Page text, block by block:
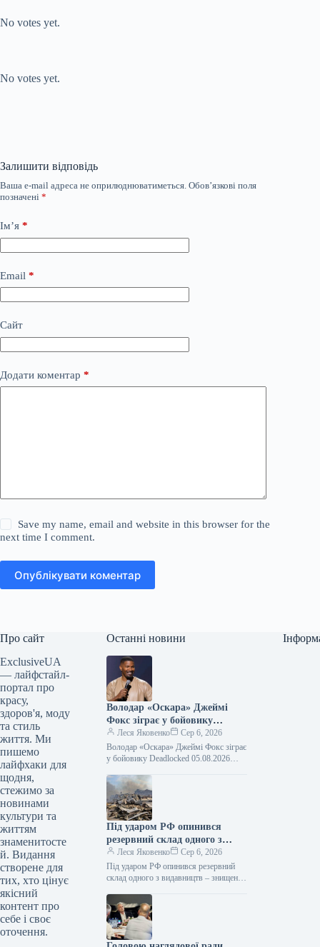
No votes yet.
No votes yet.
Залишити відповідь
Ваша e-mail адреса не оприлюднюватиметься. Обов’язкові поля
позначені *
Ім’я *
Email *
Сайт
Додати коментар *
Save my name, email and website in this browser for the
next time I comment.
Опублікувати коментар
Про сайт
ExclusiveUA
— лайфстайл-
портал про
красу,
здоров'я, моду
та стиль
життя. Ми
пишемо
лайфхаки для
щодня,
стежимо за
новинами
культури та
життям
знаменитосте
й. Видання
створене для
тих, хто цінує
якісний
контент про
себе і своє
оточення.
Останні новини
Володар «Оскара» Джеймі
Фокс зіграє у бойовику
Deadlocked
Леся Яковенко
Сер 6, 2026
Володар «Оскара» Джеймі Фокс зіграє
у бойовику Deadlocked 05.08.2026
лауреат премії «Оскар» Джеймі Фокс
зіграє головну…
Під ударом РФ опинився
резервний склад одного з
видавництв – знищені 100
тисяч книг
Леся Яковенко
Сер 6, 2026
Під ударом РФ опинився резервний
склад одного з видавництв – знищені
Укрінформ Уночі 5 серпня…